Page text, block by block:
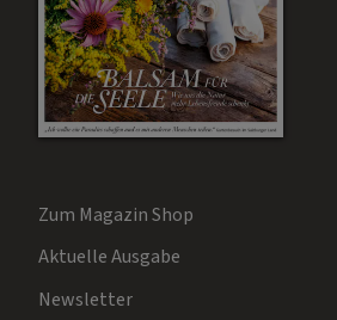
Zum Magazin Shop
Aktuelle Ausgabe
Newsletter